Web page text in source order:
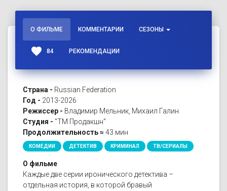
О ФИЛЬМЕ КОММЕНТАРИИ СЕЗОНЫ
favorite 84 РЕКОМЕНДАЦИИ
Страна - Russian Federation
Год - 2013-2026
Режиссер - Владимир Мельник, Михаил Галин
Студия - "ТМ Продакшн"
Продолжительность ≈ 43 мин
КОМЕДИИ ДЕТЕКТИВ КРИМИНАЛ ТВ/СЕРИАЛЫ
О фильме
Каждые две серии иронического детектива –
отдельная история, в которой бравый